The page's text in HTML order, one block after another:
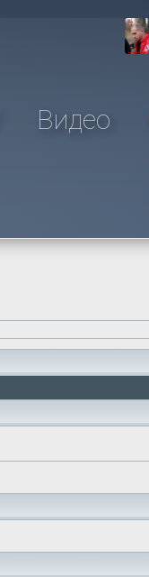
Видео